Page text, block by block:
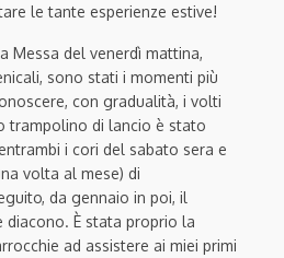
le tante esperienze estive!
Messa del venerdì mattina,
sono stati i momenti più
con gradualità, i volti
trampolino di lancio è stato
i cori del sabato sera e
volta al mese) di
da gennaio in poi, il
diacono. È stata proprio la
ad assistere ai miei primi